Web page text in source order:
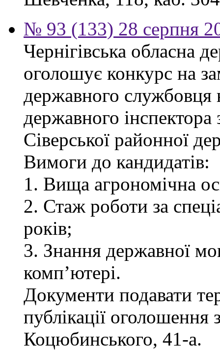
№ 93 (133) 28 серпня
Чернігівська обласна
оголошує конкурс на
державного службовця
державного
Сіверської районної
Вимоги до кандидатів:
1. Вища агрономічна
2. Стаж роботи за
років;
3. Знання державної
комп’ютері.
Документи подавати
публікації оголошення
Коцюбинського, 41-а.